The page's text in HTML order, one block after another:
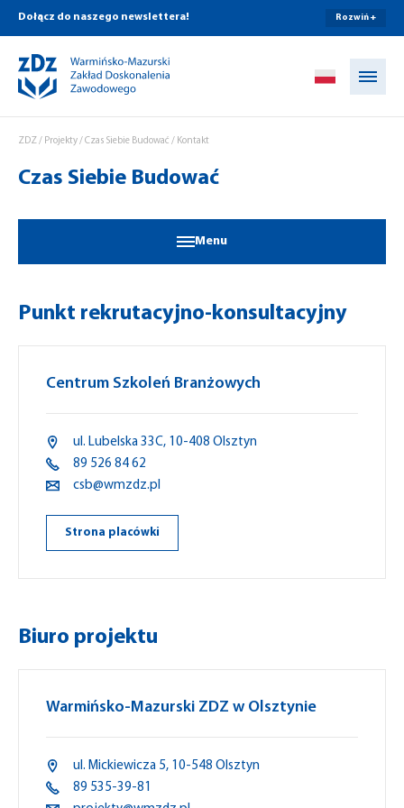
Dołącz do naszego newslettera! Rozwiń +
ZDZ/ Projekty/ Czas Siebie Budować / Kontakt
Czas Siebie Budować
Menu
Punkt rekrutacyjno-konsultacyjny
Centrum Szkoleń Branżowych
ul. Lubelska 33C, 10-408 Olsztyn
89 526 84 62
csb@wmzdz.pl
Strona placówki
Biuro projektu
Warmińsko-Mazurski ZDZ w Olsztynie
ul. Mickiewicza 5, 10-548 Olsztyn
89 535-39-81